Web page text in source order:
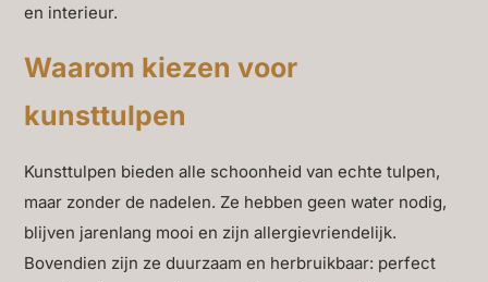
en interieur.
Waarom kiezen voor
kunsttulpen
Kunsttulpen bieden alle schoonheid van echte tulpen,
maar zonder de nadelen. Ze hebben geen water nodig,
blijven jarenlang mooi en zijn allergievriendelijk.
Bovendien zijn ze duurzaam en herbruikbaar: perfect